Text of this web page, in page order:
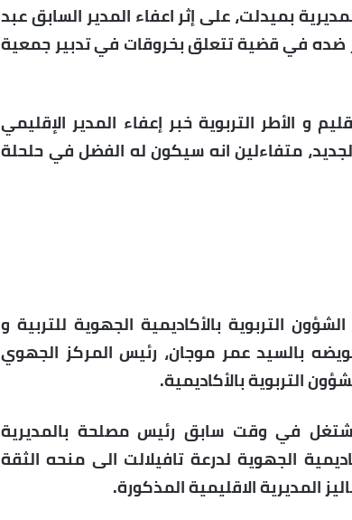
بميدلت، على إثر اعفاء المدير السابق عبد
ضده في قضية تتعلق بخروقات في تدبير جمعية
و الأطر التربوية خبر إعفاء المدير الإقليمي
متفاءلين انه سيكون له الفضل في حلحلة
التربوية بالأكاديمية الجهوية للتربية و
بالسيد عمر موجان، رئيس المركز الجهوي
التربوية بالأكاديمية.
في وقت سابق رئيس مصلحة بالمديرية
الجهوية لدرعة تافيلالت الى منحه الثقة
المديرية الاقليمية المذكورة.